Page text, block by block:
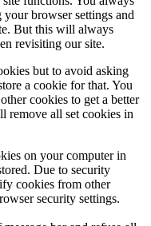
browser settings and
But this will always
revisiting our site.
but to avoid asking
a cookie for that. You
cookies to get a better
remove all set cookies in
on your computer in
Due to security
cookies from other
security settings.